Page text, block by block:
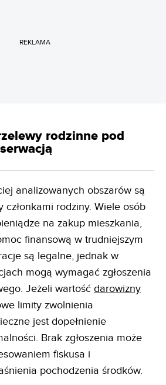
REKLAMA
rodzinne pod
analizowanych obszarów są
członkami rodziny. Wiele osób
na zakup mieszkania,
finansową w trudniejszym
są legalne, jednak w
mogą wymagać zgłoszenia
Jeżeli wartość darowizny
limity zwolnienia
jest dopełnienie
Brak zgłoszenia może
fiskusa i
pochodzenia środków.